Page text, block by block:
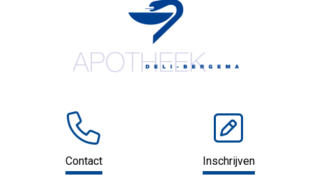
Contact Inschrijven